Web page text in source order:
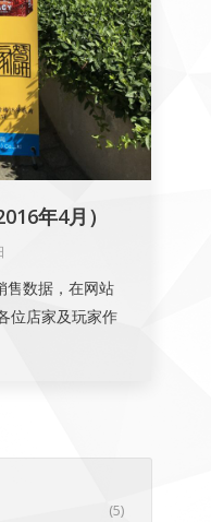
年4月）
售数据，在网站
位店家及玩家作
(5)